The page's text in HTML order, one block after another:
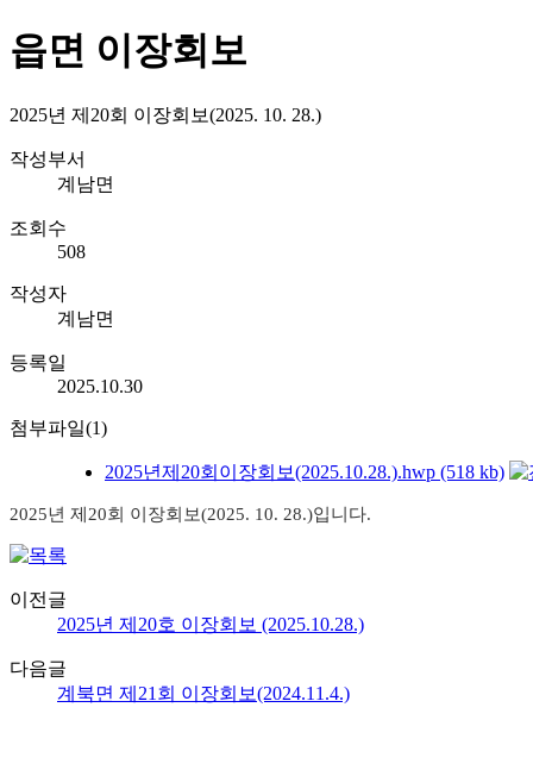
읍면 이장회보
2025년 제20회 이장회보(2025. 10. 28.)
작성부서
계남면
조회수
508
작성자
계남면
등록일
2025.10.30
첨부파일(1)
2025년제20회이장회보(2025.10.28.).hwp (518 kb)
2025년 제20회 이장회보(2025. 10. 28.)입니다.
이전글
2025년 제20호 이장회보 (2025.10.28.)
다음글
계북면 제21회 이장회보(2024.11.4.)